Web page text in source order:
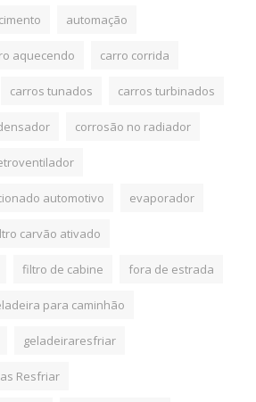
automação
aquecendo carro corrida
carros tunados carros turbinados
corrosão no radiador
automotivo evaporador
carvão ativado
filtro de cabine fora de estrada
para caminhão
geladeiraresfriar
Resfriar